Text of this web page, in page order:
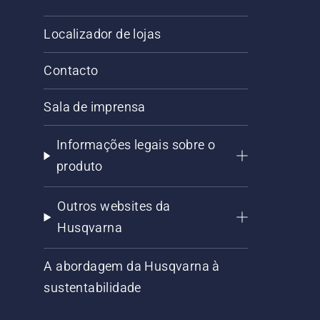
Localizador de lojas
Contacto
Sala de imprensa
Informações legais sobre o
produto
Outros websites da
Husqvarna
A abordagem da Husqvarna à
sustentabilidade